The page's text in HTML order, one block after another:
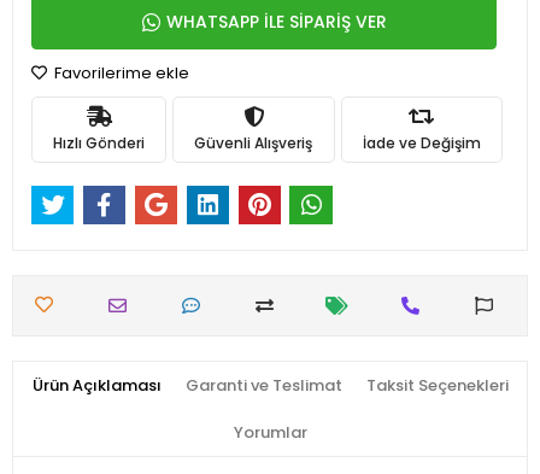
WHATSAPP İLE SİPARİŞ VER
Favorilerime ekle
Hızlı Gönderi Güvenli Alışveriş İade ve Değişim
Ürün Açıklaması Garanti ve Teslimat Taksit Seçenekleri
Yorumlar